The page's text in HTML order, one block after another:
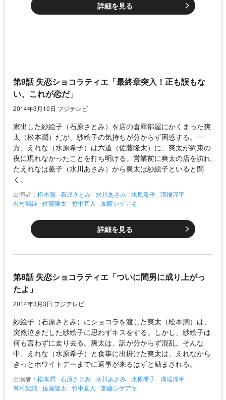
詳細を見る
第9話 失恋ショコラティエ「最終章突入！正も誤もな
い、これが恋だ」
2014年3月10日 フジテレビ
家出した紗絵子（石原さとみ）を店の倉庫部屋にかくまった爽
太（松本潤）だが、紗絵子の気持ちが分からず困惑する。一
方、えれな（水原希子）は六道（佐藤隆太）に、爽太が約束の
夜に現れなかったことを打ち明ける。営業前に爽太の店を訪れ
たえれなは薫子（水川あさみ）から爽太は紗絵子といると聞
く。
出演者： 松本潤 石原さとみ 水川あさみ 水原希子 溝端淳平
有村架純 佐藤隆太 竹中直人 加藤シゲアキ
詳細を見る
第8話 失恋ショコラティエ「ついに間男に成り上がっ
たよ」
2014年3月3日 フジテレビ
紗絵子（石原さとみ）にショコラを渡した爽太（松本潤）は、
突然泣きだした紗絵子に思わずキスをする。しかし、紗絵子は
何も言わずに走り去る。爽太は、訳が分からず混乱。そんな
中、えれな（水原希子）と食事に出掛けた爽太は、えれなから
きっとホワイトデーまでに返事が来るはずと励まされる。
出演者： 松本潤 石原さとみ 水川あさみ 水原希子 溝端淳平
有村架純 佐藤隆太 竹中直人 加藤シゲアキ